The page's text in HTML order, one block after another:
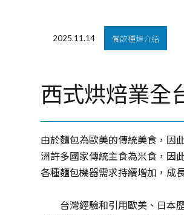
2025.11.14 餐飲種類介紹
西式烘焙業全
由於麵包為歐美的傳統美食，因
洲許多國家傳統主食為米食，因
各種麵包機器需求持續增加，成
台灣經驗和引用歐美、日本歷